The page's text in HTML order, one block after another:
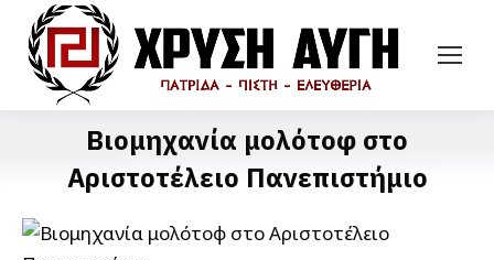
Βιομηχανία μολότοφ στο
Αριστοτέλειο Πανεπιστήμιο